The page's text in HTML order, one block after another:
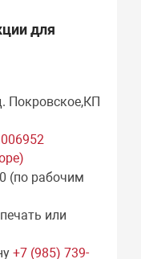
для
Покровское,КП
(по рабочим
печать или
+7 (985) 739-